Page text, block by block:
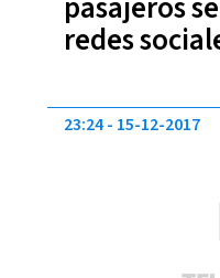
redes
23:24 15-12-2017